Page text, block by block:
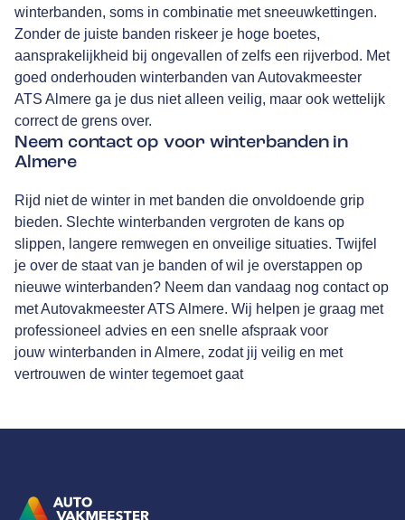
winterbanden, soms in combinatie met sneeuwkettingen.
Zonder de juiste banden riskeer je hoge boetes,
aansprakelijkheid bij ongevallen of zelfs een rijverbod. Met
goed onderhouden winterbanden van Autovakmeester
ATS Almere ga je dus niet alleen veilig, maar ook wettelijk
correct de grens over.
Neem contact op voor winterbanden in
Almere
Rijd niet de winter in met banden die onvoldoende grip
bieden. Slechte winterbanden vergroten de kans op
slippen, langere remwegen en onveilige situaties. Twijfel
je over de staat van je banden of wil je overstappen op
nieuwe winterbanden? Neem dan vandaag nog contact op
met Autovakmeester ATS Almere. Wij helpen je graag met
professioneel advies en een snelle afspraak voor
jouw winterbanden in Almere, zodat jij veilig en met
vertrouwen de winter tegemoet gaat